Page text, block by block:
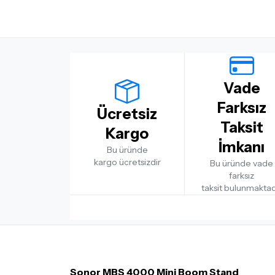
Ücretsiz
Kargo
Bu üründe
kargo ücretsizdir
Vade
Farksız
Taksit
İmkanı
Bu üründe vade
farksız
taksit
Sonor MBS 4000 Mini Boom Stand